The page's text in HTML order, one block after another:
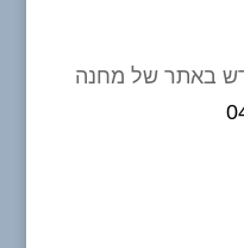
באתר של מחנה